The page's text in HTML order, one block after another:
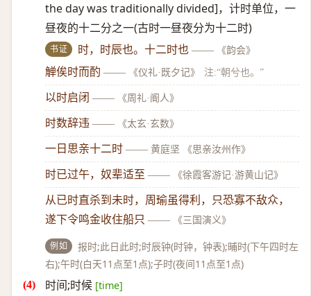
the day was traditionally divided]，计时单位，一
昼夜的十二分之一(古时一昼夜分为十二时)
书证 时，时辰也。十二时也 —— 《韵会》
觯俟时而酌 —— 《仪礼·既夕记》 注:“朝兮也。”
以时启闭 —— 《周礼·阍人》
时数辞违 —— 《太玄·玄数》
一日思亲十二时 —— 黄庭坚 《思亲汝州作》
时已过午，奴辈适至 —— 《徐霞客游记·游黄山记》
从已时直杀到未时，周瑜虽得利，只恐寡不敌众，
遂下令鸣金收住船只 —— 《三国演义》
例如
报时;此日此时;时辰钟(时钟，钟表);晡时(下午四时左
右);午时(白天11点至1点);子时(夜间11点至1点)
时间;时候 [time]